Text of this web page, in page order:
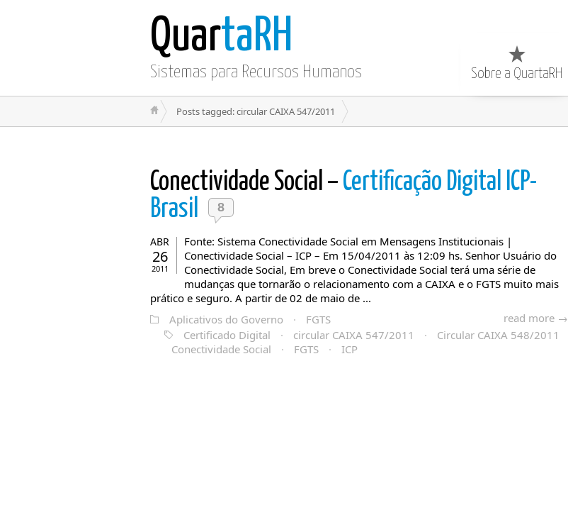
QuartaRH
Sistemas para Recursos Humanos Sobre a QuartaRH
Posts tagged: circular CAIXA 547/2011
Conectividade Social – Certificação Digital ICP-
Brasil
8
ABR
26
2011
Fonte: Sistema Conectividade Social em Mensagens Institucionais |
Conectividade Social – ICP – Em 15/04/2011 às 12:09 hs. Senhor Usuário do
Conectividade Social, Em breve o Conectividade Social terá uma série de
mudanças que tornarão o relacionamento com a CAIXA e o FGTS muito mais
prático e seguro. A partir de 02 de maio de ...
read more →
Aplicativos do Governo ·
FGTS
Certificado Digital
· circular CAIXA 547/2011 · Circular CAIXA 548/2011
Conectividade Social
· FGTS · ICP